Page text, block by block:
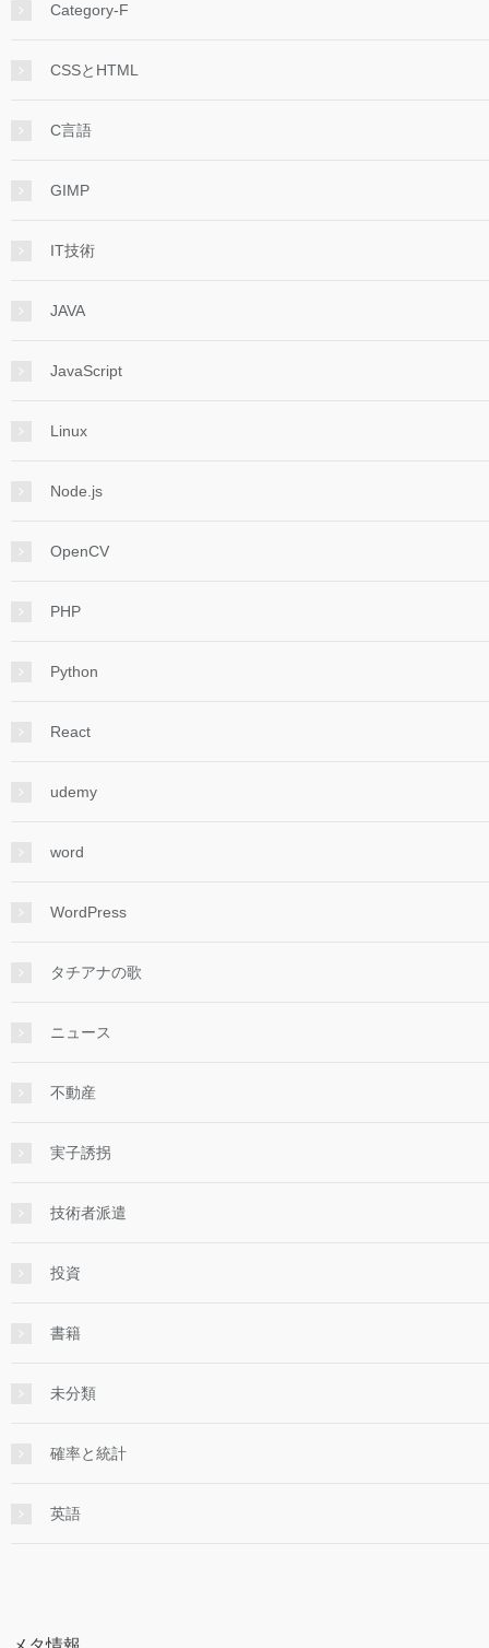
Category-F
CSSとHTML
C言語
GIMP
IT技術
JAVA
JavaScript
Linux
Node.js
OpenCV
PHP
Python
React
udemy
word
WordPress
タチアナの歌
ニュース
不動産
実子誘拐
技術者派遣
投資
書籍
未分類
確率と統計
英語